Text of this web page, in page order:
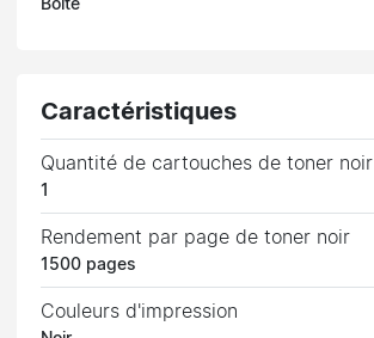
Boîte
Caractéristiques
Quantité de cartouches de toner noir
1
Rendement par page de toner noir
1500 pages
Couleurs d'impression